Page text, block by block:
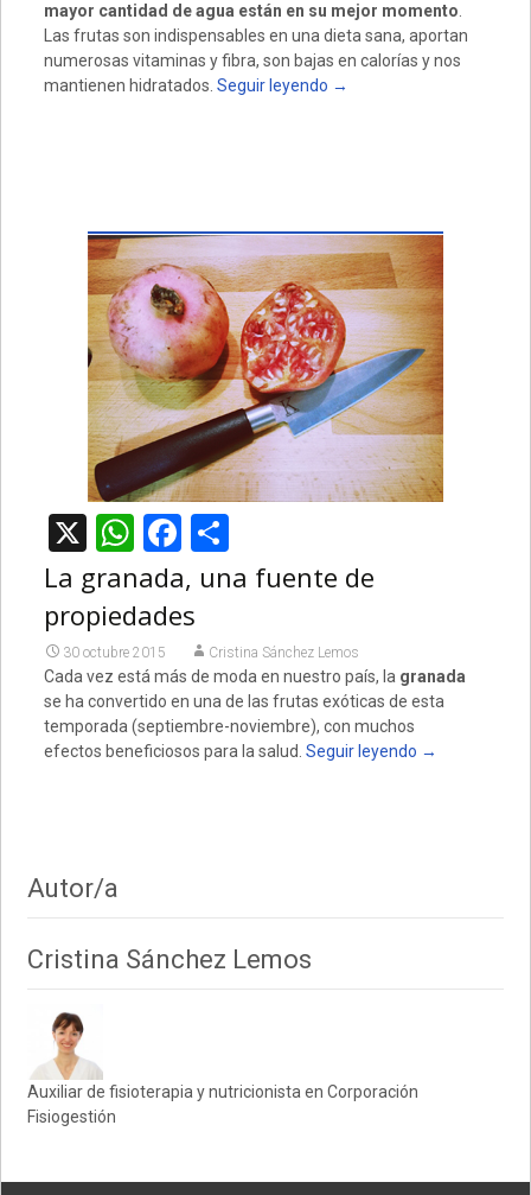
mayor cantidad de agua están en su mejor momento
Las frutas son indispensables en una dieta sana, aportan
numerosas vitaminas y fibra, son bajas en calorías y nos
mantienen hidratados. Seguir leyendo →
X WhatsApp
Facebook
Compartir
La granada, una fuente de
propiedades
30 octubre 2015 Cristina Sánchez Lemos
Cada vez está más de moda en nuestro país, la granada
se ha convertido en una de las frutas exóticas de esta
temporada (septiembre-noviembre), con muchos
efectos beneficiosos para la salud. Seguir leyendo →
Autor/a
Cristina Sánchez Lemos
Auxiliar de fisioterapia y nutricionista en Corporación
Fisiogestión